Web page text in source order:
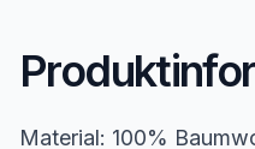
Material: 100%